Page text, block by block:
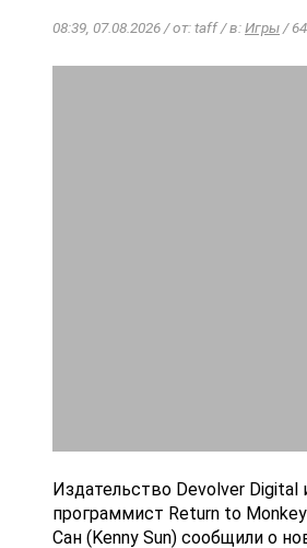
08:39, 07.08.2026 / от: taff / в:Игры/
Издательство Devolver Digital
программист Return to
Сан (Kenny Sun) сообщили о